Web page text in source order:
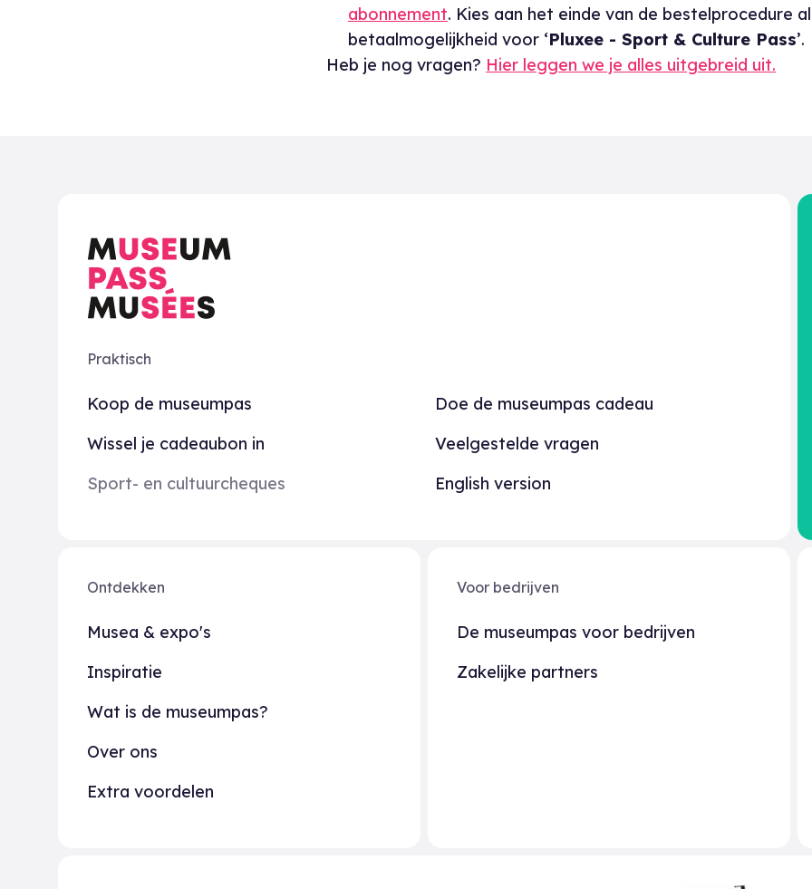
abonnement. Kies aan het einde van de bestelprocedure
betaalmogelijkheid voor ‘Pluxee - Sport & Culture Pass’.
Heb je nog vragen? Hier leggen we je alles uitgebreid uit.
Praktisch
Koop de museumpas
Doe de museumpas cadeau
Wissel je cadeaubon in
Veelgestelde vragen
Sport- en cultuurcheques
English version
Ontdekken
Musea & expo's
Inspiratie
Wat is de museumpas?
Over ons
Extra voordelen
Voor bedrijven
De museumpas voor bedrijven
Zakelijke partners